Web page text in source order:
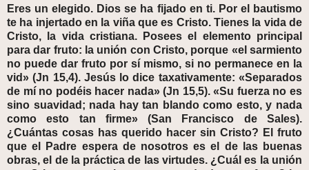
Eres un elegido. Dios se ha fijado en ti. Por el bautismo
te ha injertado en la viña que es Cristo. Tienes la vida de
Cristo, la vida cristiana. Posees el elemento principal
para dar fruto: la unión con Cristo, porque «el sarmiento
no puede dar fruto por sí mismo, si no permanece en la
vid» (Jn 15,4). Jesús lo dice taxativamente: «Separados
de mí no podéis hacer nada» (Jn 15,5). «Su fuerza no es
sino suavidad; nada hay tan blando como esto, y nada
como esto tan firme» (San Francisco de Sales).
¿Cuántas cosas has querido hacer sin Cristo? El fruto
que el Padre espera de nosotros es el de las buenas
obras, el de la práctica de las virtudes. ¿Cuál es la unión